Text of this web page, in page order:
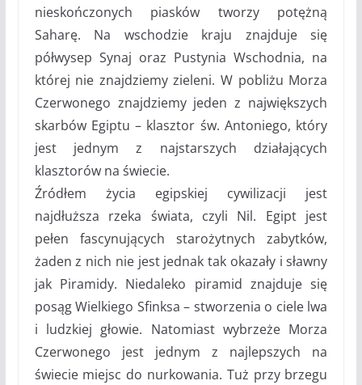
nieskończonych piasków tworzy potężną
Saharę. Na wschodzie kraju znajduje się
półwysep Synaj oraz Pustynia Wschodnia, na
której nie znajdziemy zieleni. W pobliżu Morza
Czerwonego znajdziemy jeden z największych
skarbów Egiptu – klasztor św. Antoniego, który
jest jednym z najstarszych działających
klasztorów na świecie.
Źródłem życia egipskiej cywilizacji jest
najdłuższa rzeka świata, czyli Nil. Egipt jest
pełen fascynujących starożytnych zabytków,
żaden z nich nie jest jednak tak okazały i sławny
jak Piramidy. Niedaleko piramid znajduje się
posąg Wielkiego Sfinksa – stworzenia o ciele lwa
i ludzkiej głowie. Natomiast wybrzeże Morza
Czerwonego jest jednym z najlepszych na
świecie miejsc do nurkowania. Tuż przy brzegu